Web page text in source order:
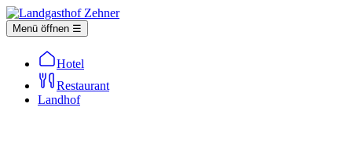
Menü öffnen ☰
Hotel
Restaurant
Landhof